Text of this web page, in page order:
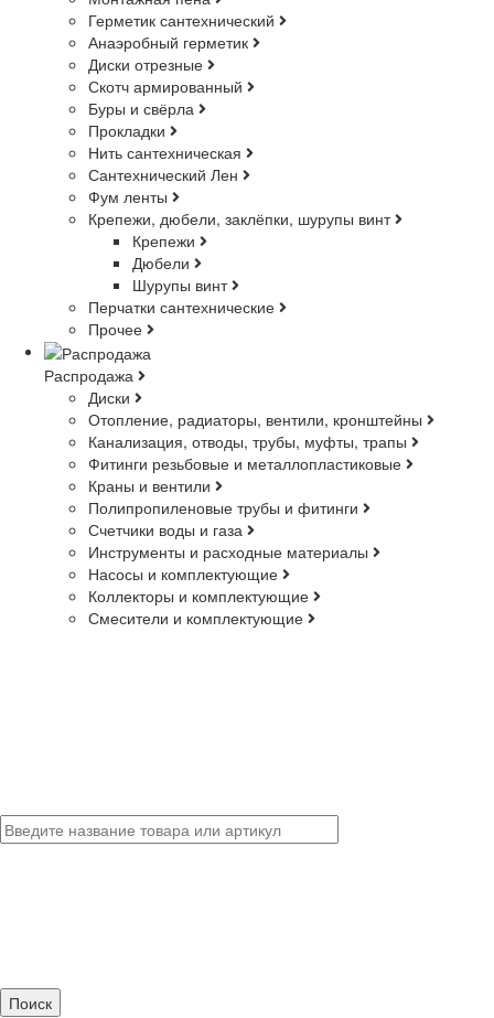
Герметик сантехнический
Анаэробный герметик
Диски отрезные
Скотч армированный
Буры и свёрла
Прокладки
Нить сантехническая
Сантехнический Лен
Фум ленты
Крепежи, дюбели, заклёпки, шурупы винт
Крепежи
Дюбели
Шурупы винт
Перчатки сантехнические
Прочее
Распродажа
Диски
Отопление, радиаторы, вентили, кронштейны
Канализация, отводы, трубы, муфты, трапы
Фитинги резьбовые и металлопластиковые
Краны и вентили
Полипропиленовые трубы и фитинги
Счетчики воды и газа
Инструменты и расходные материалы
Насосы и комплектующие
Коллекторы и комплектующие
Смесители и комплектующие